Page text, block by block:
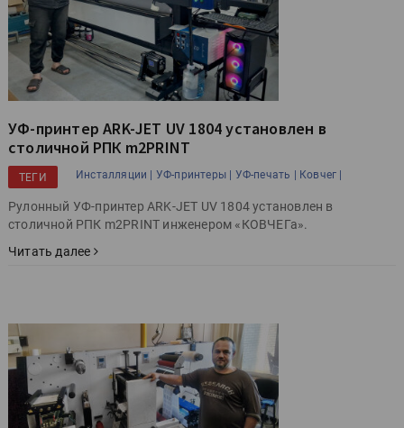
УФ-принтер ARK-JET UV 1804 установлен в
столичной РПК m2PRINT
ТЕГИ Инсталляции | УФ-принтеры | УФ-печать | Ковчег |
Рулонный УФ-принтер ARK-JET UV 1804 установлен в
столичной РПК m2PRINT инженером «КОВЧЕГа».
Читать далее